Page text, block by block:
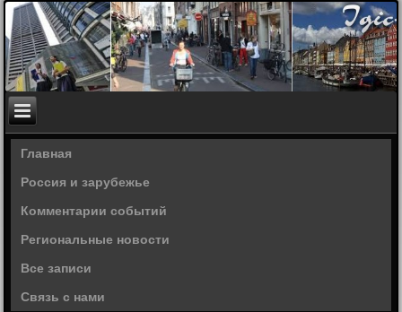
Главная
Россия и зарубежье
Комментарии событий
Региональные новости
Все записи
Связь с нами